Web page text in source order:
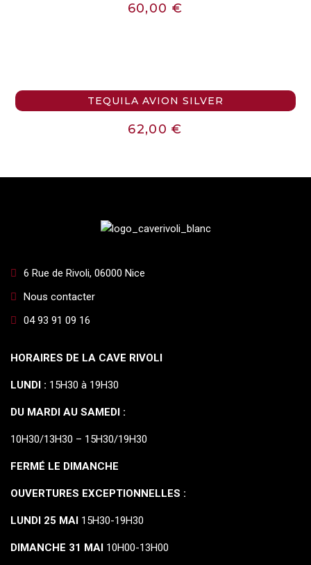
60,00 €
TEQUILA AVION SILVER
62,00€
6 Rue de Rivoli, 06000 Nice
Nous contacter
04 93 91 09 16
HORAIRES DE LA CAVE RIVOLI
LUNDI : 15H30 à 19H30
DU MARDI AU SAMEDI :
10H30/13H30 – 15H30/19H30
FERMÉ LE DIMANCHE
OUVERTURES EXCEPTIONNELLES :
LUNDI 25 MAI 15H30-19H30
DIMANCHE 31 MAI 10H00-13H00